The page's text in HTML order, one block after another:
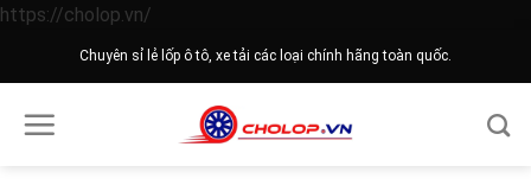
https://cholop.vn/
to
Chuyên sỉ lẻ lốp ô tô, xe tải các loại chính hãng toàn quốc.